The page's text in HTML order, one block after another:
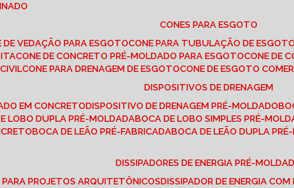
CONES PARA ESGOTO
DE VEDAÇÃO PARA ESGOTO CONE PARA TUBULAÇÃO DE
CONE DE CONCRETO PRÉ-MOLDADO PARA ESGOTO CONE DE
CONE PARA DRENAGEM DE ESGOTO CONE DE ESGOTO
DISPOSITIVOS DE DRENAGEM
EM CONCRETO DISPOSITIVO DE DRENAGEM PRÉ-MOLDADO
LOBO DUPLA PRÉ-MOLDADA BOCA DE LOBO SIMPLES PRÉ-
BOCA DE LEÃO PRÉ-FABRICADA BOCA DE LEÃO DUPLA
DISSIPADORES DE ENERGIA PRÉ-
PARA PROJETOS ARQUITETÔNICOS DISSIPADOR DE ENERGIA